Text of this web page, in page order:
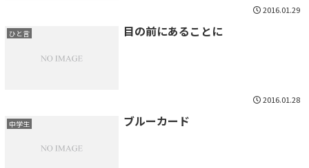
2016.01.29
ひと言 目の前にあることに
2016.01.28
中学生 ブルーカード